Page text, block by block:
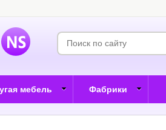
мебель Фабрики